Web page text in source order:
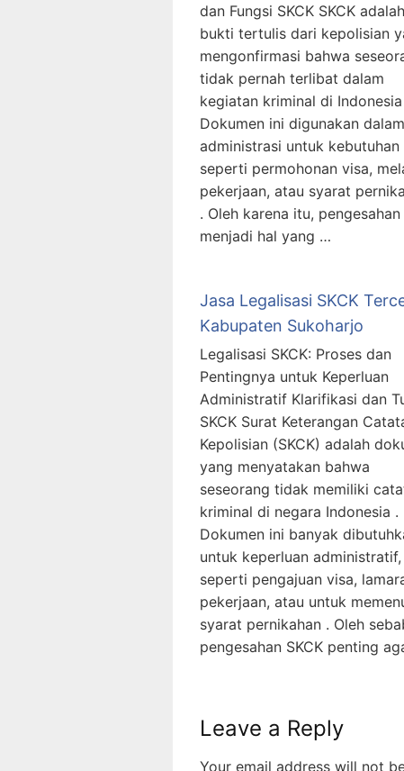
dan Fungsi SKCK SKCK adalah
bukti tertulis dari kepolisian
mengonfirmasi bahwa
tidak pernah terlibat dalam
kegiatan kriminal di Indonesia
Dokumen ini digunakan dalam
administrasi untuk kebutuhan
seperti permohonan visa,
pekerjaan, atau syarat
. Oleh karena itu, pengesahan
menjadi hal yang …
Jasa Legalisasi SKCK
Kabupaten Sukoharjo
Legalisasi SKCK: Proses dan
Pentingnya untuk Keperluan
Administratif Klarifikasi dan
SKCK Surat Keterangan
Kepolisian (SKCK) adalah
yang menyatakan bahwa
seseorang tidak memiliki
kriminal di negara Indonesia .
Dokumen ini banyak
untuk keperluan administratif,
seperti pengajuan visa,
pekerjaan, atau untuk
syarat pernikahan . Oleh
pengesahan SKCK penting
Leave a Reply
Your email address will not